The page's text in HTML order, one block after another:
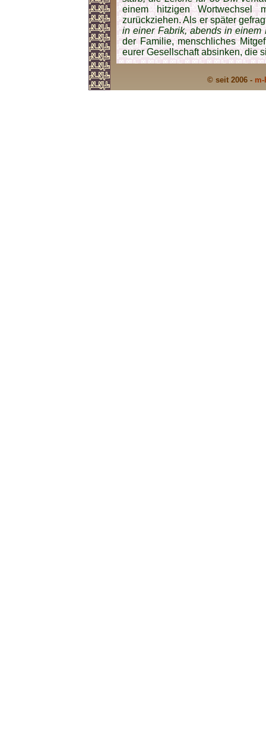
einem hitzigen Wortwechsel
zurückziehen. Als er später
in einer Fabrik, abends in einem
der Familie, mensch­liches
eurer Gesell­schaft absinken, die
© seit 2006 -